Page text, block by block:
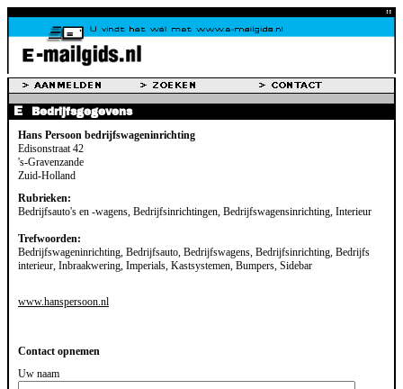
Bedrijfsgegevens
Hans Persoon bedrijfswageninrichting
Edisonstraat 42
's-Gravenzande
Zuid-Holland
Rubrieken:
Bedrijfsauto's en -wagens, Bedrijfsinrichtingen, Bedrijfswagensinrichting, Interieur
Trefwoorden:
Bedrijfswageninrichting, Bedrijfsauto, Bedrijfswagens, Bedrijfsinrichting, Bedrijfs
interieur, Inbraakwering, Imperials, Kastsystemen, Bumpers, Sidebar
www.hanspersoon.nl
Contact opnemen
Uw naam